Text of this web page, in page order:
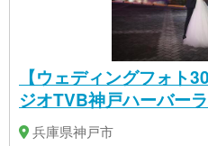
【ウェディングフォト
ジオTVB神戸ハーバー
兵庫県神戸市